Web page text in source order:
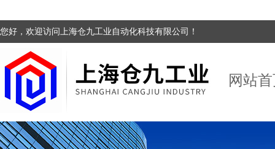
您好，欢迎访问上海仓九工业自动化科技有限公司！
网站